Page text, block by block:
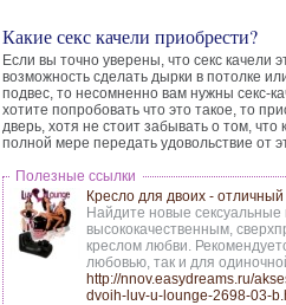
Какие секс качели приобрести?
Если вы точно уверены, что секс качели
возможность сделать дырки в потолке
подвес, то несомненно вам нужны секс-
хотите попробовать что это такое, то
дверь, хотя не стоит забывать о том, что
полной мере передать удовольствие от
Полезные ссылки
Кресло для двоих -
Найдите новые
высококачественным,
креслом любви.
любовью, так и для
http://nnov.easydreams.ru/
dvoih-luv-u-lounge-2698-03-